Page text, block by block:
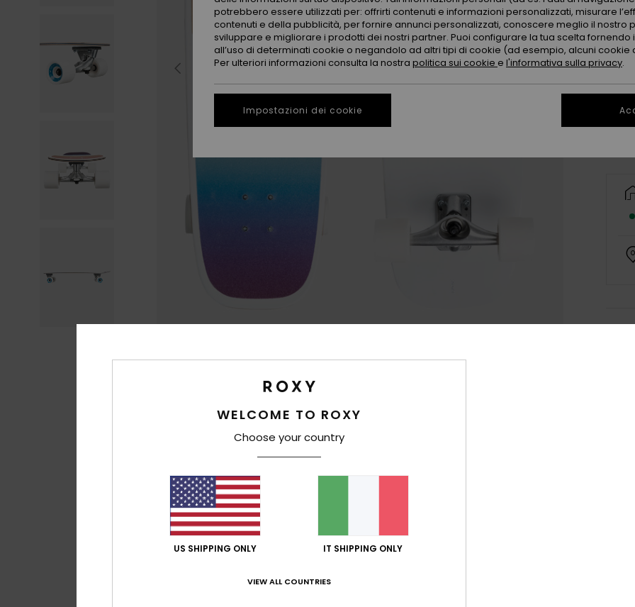
Ne
WELCOME TO ROXY
Choose your country
US SHIPPING ONLY IT SHIPPING ONLY
VIEW ALL COUNTRIES
potrebbero essere utilizzati per: offrirti contenuti e informazioni personalizzati, misurare
contenuti e della pubblicità, per fornire annunci personalizzati, conoscere meglio il nostro
sviluppare e migliorare i prodotti dei nostri partner. Puoi configurare la tua scelta fornendo
all’uso di determinati cookie o negandolo ad altri tipi di cookie (ad esempio, alcuni cookie
Per ulteriori informazioni consulta la nostra politica sui cookie e l'informativa sulla privacy.
Impostazioni dei cookie